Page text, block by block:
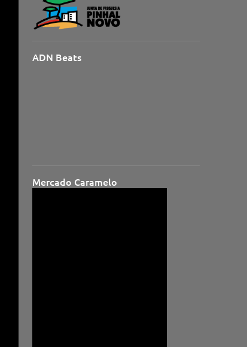
ADN Beats
Mercado Caramelo